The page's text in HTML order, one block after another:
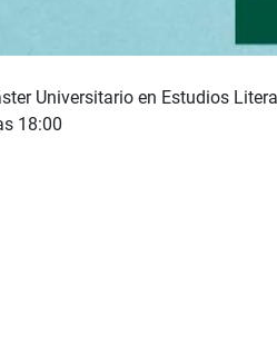
Universitario en Estudios
18:00